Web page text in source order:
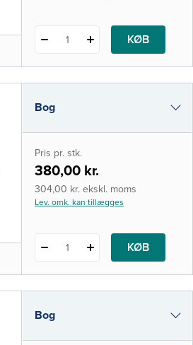
1 KØB
Bog
i-bog
Pris pr. stk.
380,00 kr.
304,00 kr. ekskl. moms
Lev. omk. kan tillægges
1 KØB
Bog